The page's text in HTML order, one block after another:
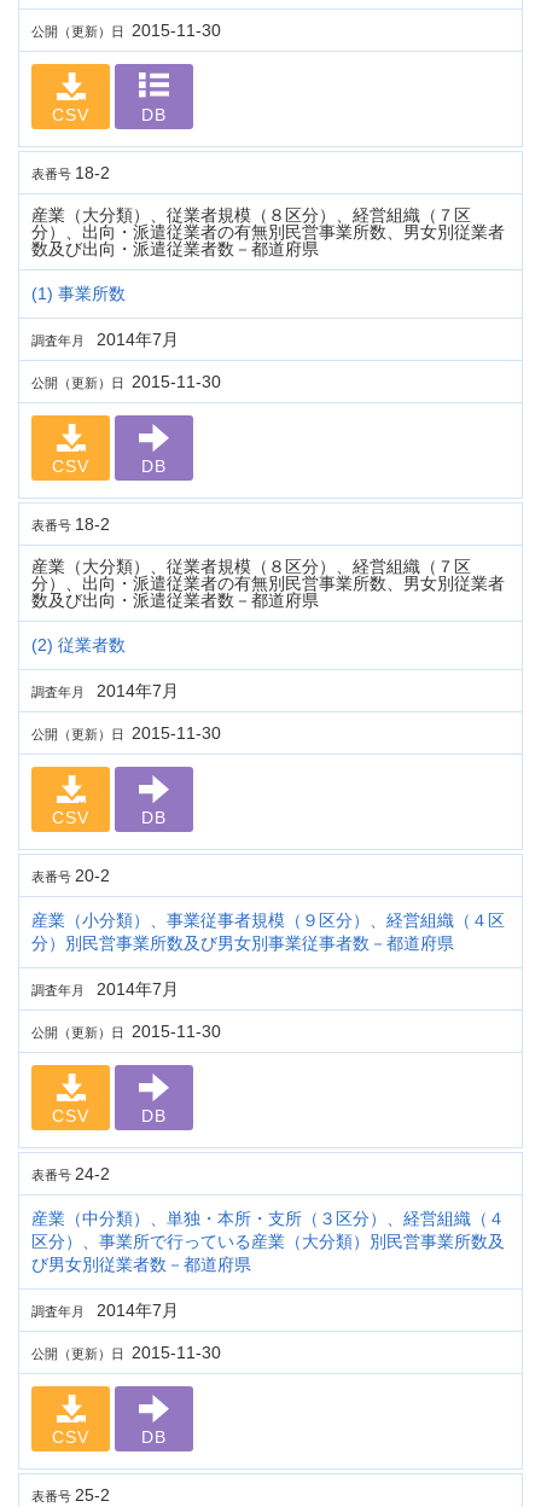
公開（更新）日 2015-11-30
CSV DB
表番号 18-2
産業（大分類）、従業者規模（８区分）、経営組織（７区
分）、出向・派遣従業者の有無別民営事業所数、男女別従業者
数及び出向・派遣従業者数－都道府県
(1) 事業所数
調査年月 2014年7月
公開（更新）日 2015-11-30
CSV DB
表番号 18-2
産業（大分類）、従業者規模（８区分）、経営組織（７区
分）、出向・派遣従業者の有無別民営事業所数、男女別従業者
数及び出向・派遣従業者数－都道府県
(2) 従業者数
調査年月 2014年7月
公開（更新）日 2015-11-30
CSV DB
表番号 20-2
産業（小分類）、事業従事者規模（９区分）、経営組織（４区
分）別民営事業所数及び男女別事業従事者数－都道府県
調査年月 2014年7月
公開（更新）日 2015-11-30
CSV DB
表番号 24-2
産業（中分類）、単独・本所・支所（３区分）、経営組織（４
区分）、事業所で行っている産業（大分類）別民営事業所数及
び男女別従業者数－都道府県
調査年月 2014年7月
公開（更新）日 2015-11-30
CSV DB
表番号 25-2